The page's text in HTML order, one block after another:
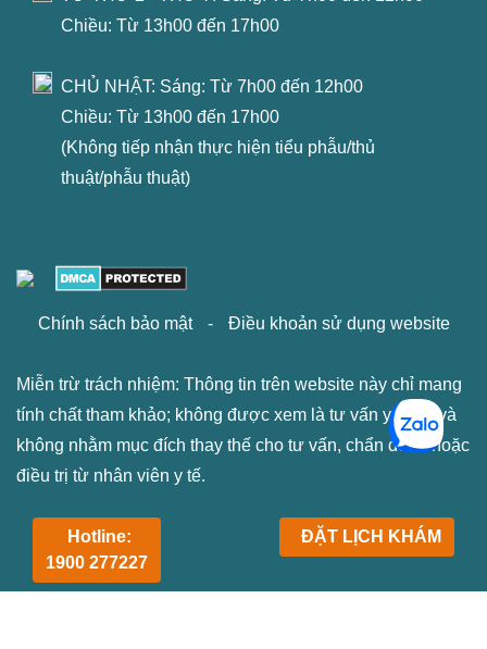
Chiều: Từ 13h00 đến 17h00
CHỦ NHẬT: Sáng: Từ 7h00 đến 12h00
Chiều: Từ 13h00 đến 17h00
(Không tiếp nhận thực hiện tiểu phẫu/thủ
thuật/phẫu thuật)
Chính sách bảo mật - Điều khoản sử dụng website
Miễn trừ trách nhiệm: Thông tin trên website này chỉ mang
tính chất tham khảo; không được xem là tư vấn y khoa và
không nhằm mục đích thay thế cho tư vấn, chẩn đoán hoặc
điều trị từ nhân viên y tế.
Hotline:
1900 277227
ĐẶT LỊCH KHÁM
fbq('track', 'ViewContent');